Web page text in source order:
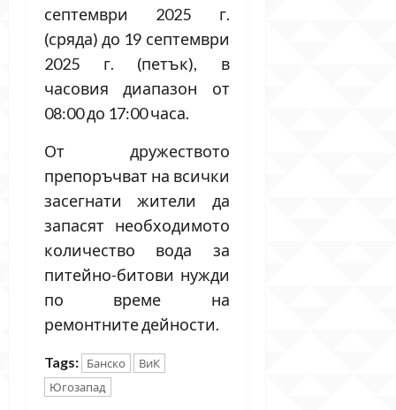
септември 2025 г.
(сряда) до 19 септември
2025 г. (петък), в
часовия диапазон от
08:00 до 17:00 часа.
От дружеството
препоръчват на всички
засегнати жители да
запасят необходимото
количество вода за
питейно-битови нужди
по време на
ремонтните дейности.
Tags: Банско
ВиК
Югозапад